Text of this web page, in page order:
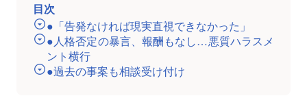
目次
●「告発なければ現実直視できなかった」
●人格否定の暴言、報酬もなし…悪質ハラスメ
ント横行
●過去の事案も相談受け付け